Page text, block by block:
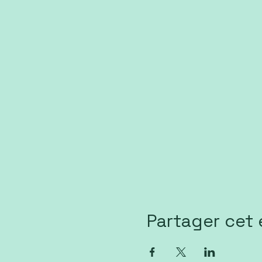
Partager cet